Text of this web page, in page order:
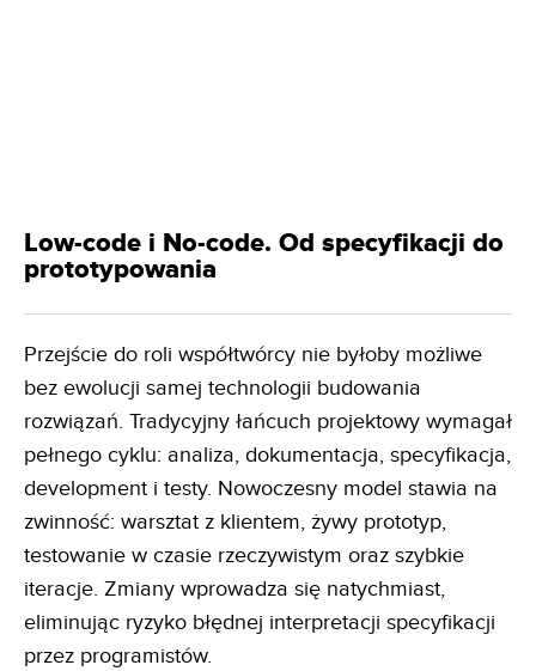
Low-code i No-code. Od specyfikacji do
prototypowania
Przejście do roli współtwórcy nie byłoby możliwe
bez ewolucji samej technologii budowania
rozwiązań. Tradycyjny łańcuch projektowy wymagał
pełnego cyklu: analiza, dokumentacja, specyfikacja,
development i testy. Nowoczesny model stawia na
zwinność: warsztat z klientem, żywy prototyp,
testowanie w czasie rzeczywistym oraz szybkie
iteracje. Zmiany wprowadza się natychmiast,
eliminując ryzyko błędnej interpretacji specyfikacji
przez programistów.